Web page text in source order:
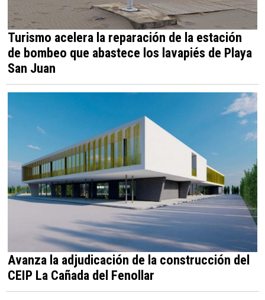
Turismo acelera la reparación de la estación
de bombeo que abastece los lavapiés de Playa
San Juan
Avanza la adjudicación de la construcción del
CEIP La Cañada del Fenollar